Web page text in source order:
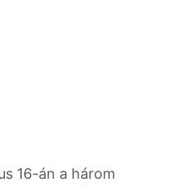
16-án a három